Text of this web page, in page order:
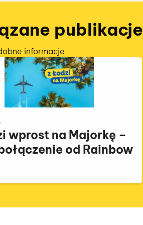
publikacje
informacje
wprost na Majorkę –
od Rainbow